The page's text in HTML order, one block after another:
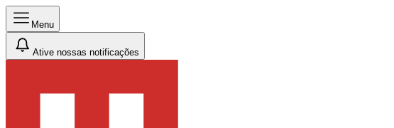
Menu
Ative nossas notificações